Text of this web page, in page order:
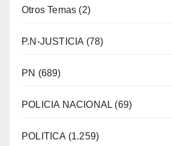
Otros Temas (2)
P.N-JUSTICIA (78)
PN (689)
POLICIA NACIONAL (69)
POLITICA (1.259)